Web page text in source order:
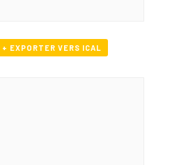
+ EXPORTER VERS ICAL